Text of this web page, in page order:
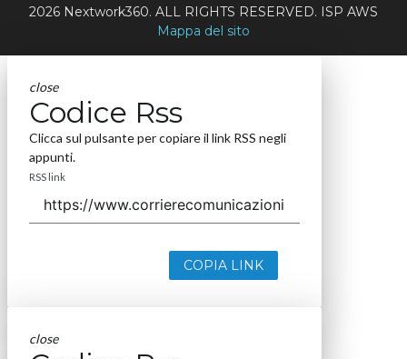
2026 Nextwork360. ALL RIGHTS RESERVED. ISP AWS
Mappa del sito
close
Codice Rss
Clicca sul pulsante per copiare il link RSS negli
appunti.
RSS link
COPIA LINK
close